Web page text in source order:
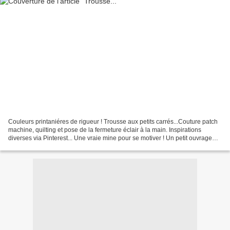
Couleurs printaniéres de rigueur ! Trousse aux petits carrés...Couture patch
machine, quilting et pose de la fermeture éclair à la main. Inspirations
diverses via Pinterest... Une vraie mine pour se motiver ! Un petit ouvrage